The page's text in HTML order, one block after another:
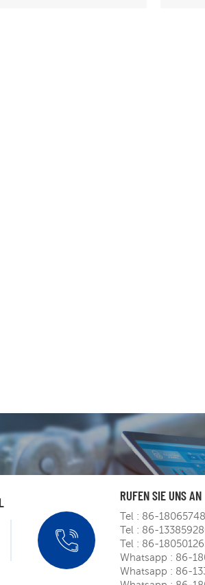
RUFEN SIE UNS AN
Tel : 86-
Tel : 86-
Tel : 86-
Whatsapp : 86-
Whatsapp : 86-